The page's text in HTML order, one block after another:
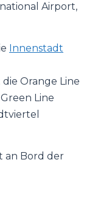
Airport,
Innenstadt
Orange Line
Line
an Bord der